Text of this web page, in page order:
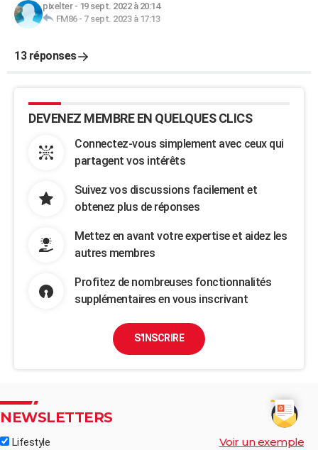
pixelter- 19 sept. 2022 à 20:14
FM86- 7 sept. 2023 à 17:13
13 réponses
DEVENEZ MEMBRE EN QUELQUES CLICS
Connectez-vous simplement avec ceux qui
partagent vos intérêts
Suivez vos discussions facilement et
obtenez plus de réponses
Mettez en avant votre expertise et aidez les
autres membres
Profitez de nombreuses fonctionnalités
supplémentaires en vous inscrivant
S'INSCRIRE
NEWSLETTERS
Lifestyle Voir un exemple